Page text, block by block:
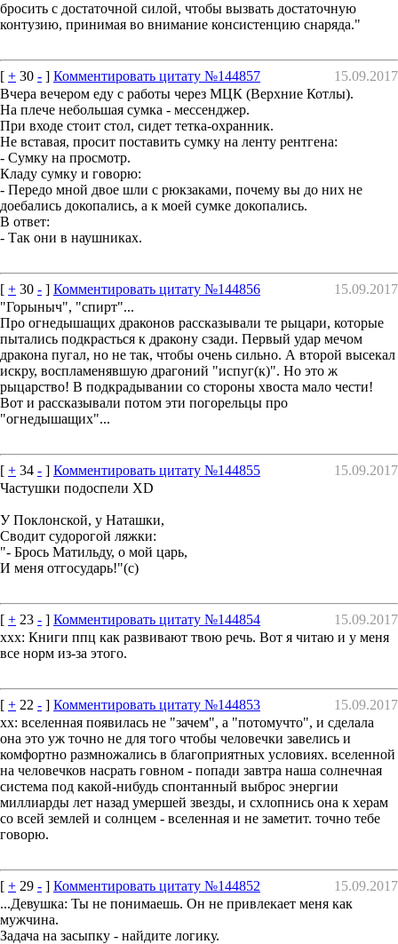
бросить с достаточной силой, чтобы вызвать достаточную
контузию, принимая во внимание консистенцию снаряда."
[ + 30 - ] Комментировать цитату №144857
15.09.2017
Вчера вечером еду с работы через МЦК (Верхние Котлы).
На плече небольшая сумка - мессенджер.
При входе стоит стол, сидет тетка-охранник.
Не вставая, просит поставить сумку на ленту рентгена:
- Сумку на просмотр.
Кладу сумку и говорю:
- Передо мной двое шли с рюкзаками, почему вы до них не
доебались докопались, а к моей сумке докопались.
В ответ:
- Так они в наушниках.
[ + 30 - ] Комментировать цитату №144856
15.09.2017
"Горыныч", "спирт"...
Про огнедышащих драконов рассказывали те рыцари, которые
пытались подкрасться к дракону сзади. Первый удар мечом
дракона пугал, но не так, чтобы очень сильно. А второй высекал
искру, воспламенявшую драгоний "испуг(к)". Но это ж
рыцарство! В подкрадывании со стороны хвоста мало чести!
Вот и рассказывали потом эти погорельцы про
"огнедышащих"...
[ + 34 - ] Комментировать цитату №144855
15.09.2017
Частушки подоспели XD
У Поклонской, у Наташки,
Сводит судорогой ляжки:
"- Брось Матильду, о мой царь,
И меня отгосударь!"(с)
[ + 23 - ] Комментировать цитату №144854
15.09.2017
xxx: Книги ппц как развивают твою речь. Вот я читаю и у меня
все норм из-за этого.
[ + 22 - ] Комментировать цитату №144853
15.09.2017
xx: вселенная появилась не "зачем", а "потомучто", и сделала
она это уж точно не для того чтобы человечки завелись и
комфортно размножались в благоприятных условиях. вселенной
на человечков насрать говном - попади завтра наша солнечная
система под какой-нибудь спонтанный выброс энергии
миллиарды лет назад умершей звезды, и схлопнись она к херам
со всей землей и солнцем - вселенная и не заметит. точно тебе
говорю.
[ + 29 - ] Комментировать цитату №144852
15.09.2017
...Девушка: Ты не понимаешь. Он не привлекает меня как
мужчина.
Задача на засыпку - найдите логику.